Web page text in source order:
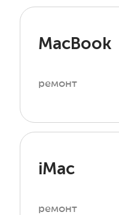
MacBook
ремонт
iMac
ремонт